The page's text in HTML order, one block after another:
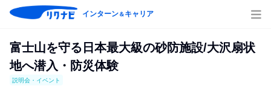
インターン＆キャリア
富士山を守る日本最大級の砂防施設/大沢扇状
地へ潜入・防災体験
説明会・イベント